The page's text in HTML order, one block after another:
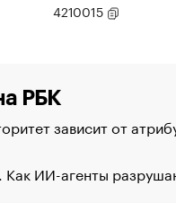
4210015
РБК
зависит от
Как ИИ-агенты